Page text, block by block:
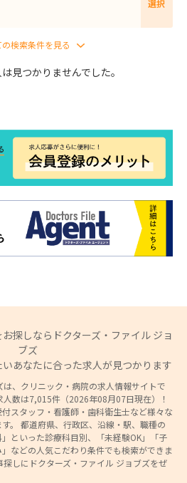
選択
見つかりませんでした。
探しならドクターズ・ファイル ジョ
ブズ
あなたに合った求人が見つかります
は、クリニック・病院の求人情報サイトで
数は7,015件（2026年08月07日現在）！
スタッフ・看護師・歯科衛生士など様々な
。 都道府県、行政区、沿線・駅、職種の
といった診療科目別、「未経験OK」「子
などの人気こだわり条件でも検索ができま
しにドクターズ・ファイル ジョブズをぜ